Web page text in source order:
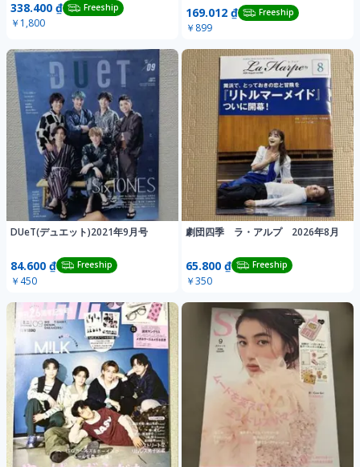
338.400 ₫ Freeship
￥1,800
169.012 ₫ Freeship
￥899
DUeT(デュエット)2021年9月号
84.600 ₫ Freeship
￥450
劇団四季 ラ・アルプ 2026年8月
65.800 ₫ Freeship
￥350